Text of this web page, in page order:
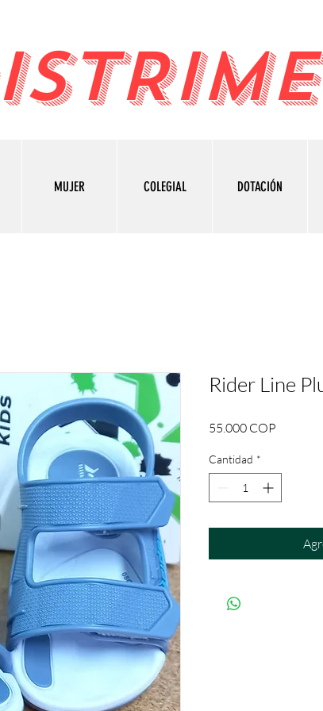
MUJER COLEGIAL DOTACIÓN
Rider Line
55.000 COP
Cantidad *